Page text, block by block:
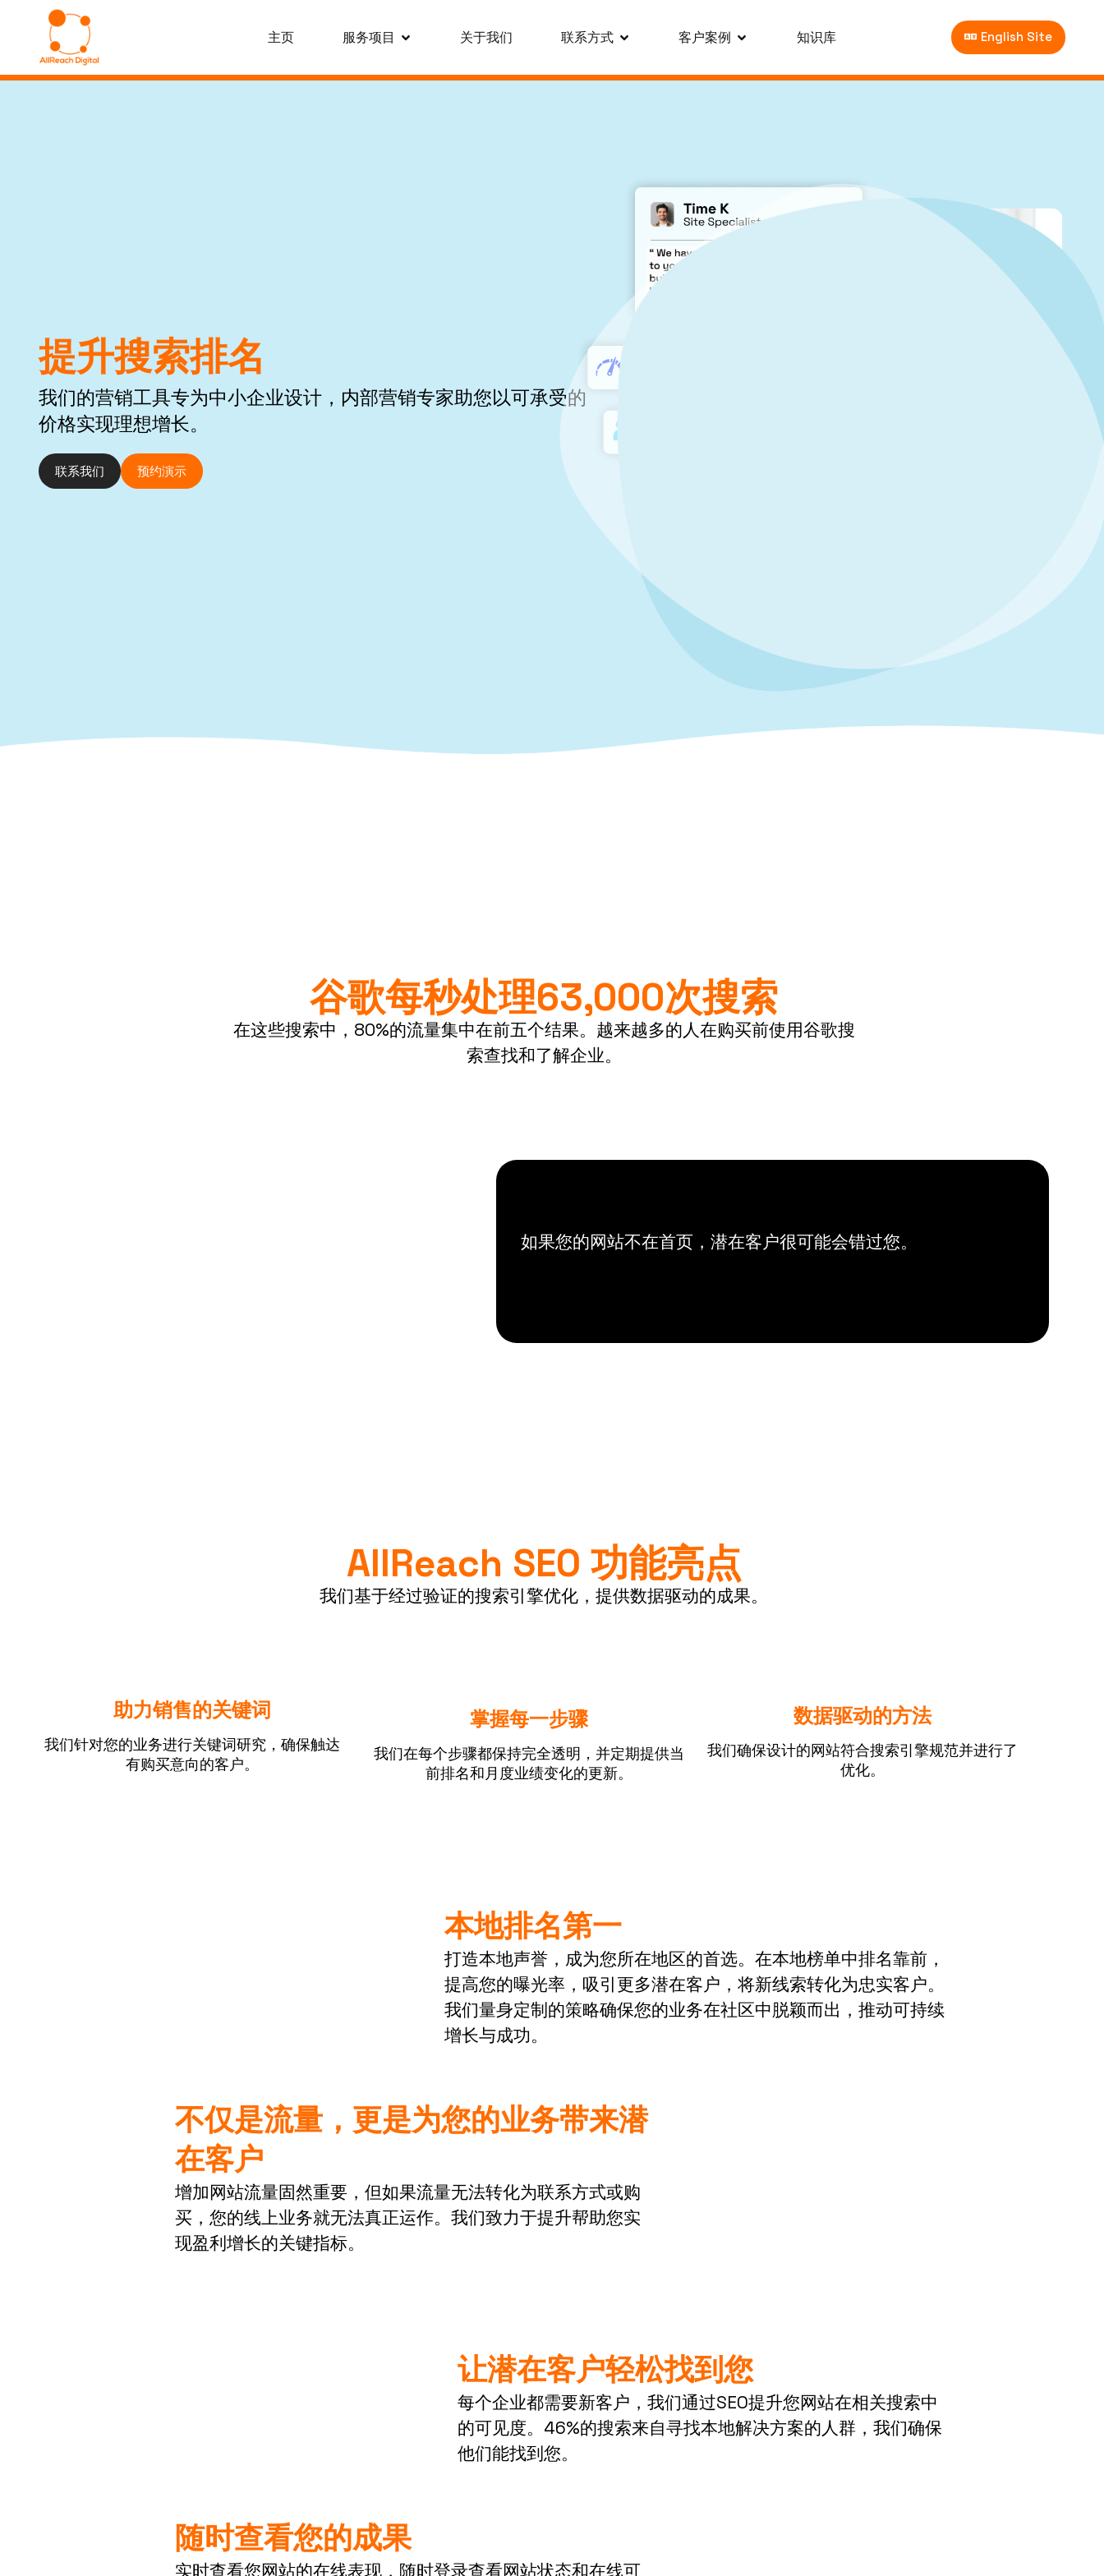
主页 服务项目 关于我们 联系方式 客户案例 知识库 English Site
提升搜索排名
我们的营销工具专为中小企业设计，内部营销专家助您以可承受的
价格实现理想增长。
联系我们 预约演示
谷歌每秒处理63,000次搜索
在这些搜索中，80%的流量集中在前五个结果。越来越多的人在购买前使用谷歌搜
索查找和了解企业。
如果您的网站不在首页，潜在客户很可能会错过您。
AllReach SEO 功能亮点
我们基于经过验证的搜索引擎优化，提供数据驱动的成果。
助力销售的关键词
我们针对您的业务进行关键词研究，确保触达
有购买意向的客户。
掌握每一步骤
我们在每个步骤都保持完全透明，并定期提供当
前排名和月度业绩变化的更新。
数据驱动的方法
我们确保设计的网站符合搜索引擎规范并进行了
优化。
本地排名第一
打造本地声誉，成为您所在地区的首选。在本地榜单中排名靠前，
提高您的曝光率，吸引更多潜在客户，将新线索转化为忠实客户。
我们量身定制的策略确保您的业务在社区中脱颖而出，推动可持续
增长与成功。
不仅是流量，更是为您的业务带来潜
在客户
增加网站流量固然重要，但如果流量无法转化为联系方式或购
买，您的线上业务就无法真正运作。我们致力于提升帮助您实
现盈利增长的关键指标。
让潜在客户轻松找到您
每个企业都需要新客户，我们通过SEO提升您网站在相关搜索中
的可见度。46%的搜索来自寻找本地解决方案的人群，我们确保
他们能找到您。
随时查看您的成果
实时查看您网站的在线表现，随时登录查看网站状态和在线可